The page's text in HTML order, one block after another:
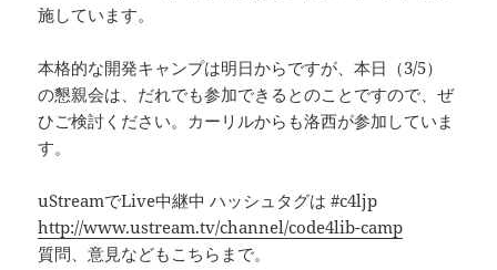
施しています。
本格的な開発キャンプは明日からですが、本日（3/5）
の懇親会は、だれでも参加できるとのことですので、ぜ
ひご検討ください。カーリルからも洛西が参加していま
す。
uStreamでLive中継中 ハッシュタグは #c4ljp
http://www.ustream.tv/channel/code4lib-camp
質問、意見などもこちらまで。